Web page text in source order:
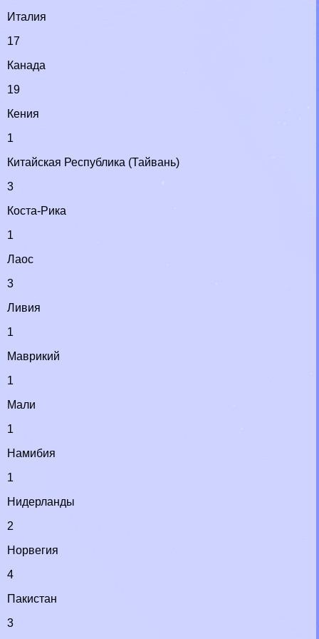
Италия
17
Канада
19
Кения
1
Китайская Республика (Тайвань)
3
Коста-Рика
1
Лаос
3
Ливия
1
Маврикий
1
Мали
1
Намибия
1
Нидерланды
2
Норвегия
4
Пакистан
3